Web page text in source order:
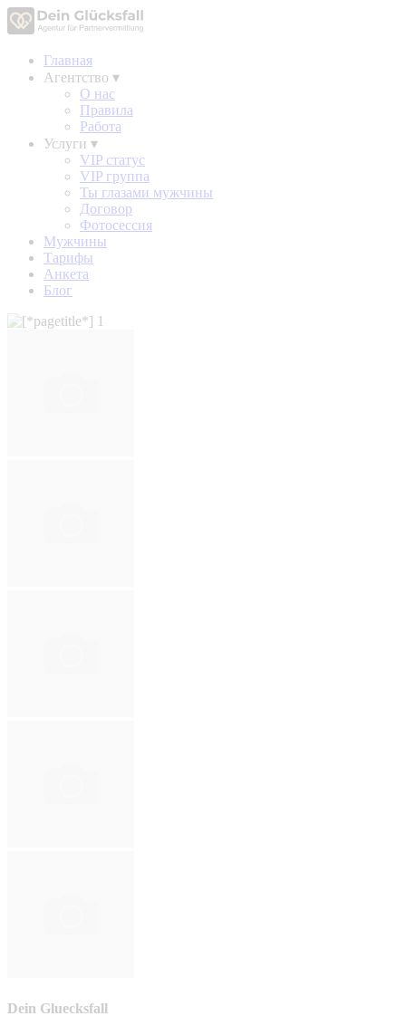
Главная
Агентство ▾
О нас
Правила
Работа
Услуги ▾
VIP статус
VIP группа
Ты глазами мужчины
Договор
Фотосессия
Мужчины
Тарифы
Анкета
Блог
Dein Gluecksfall